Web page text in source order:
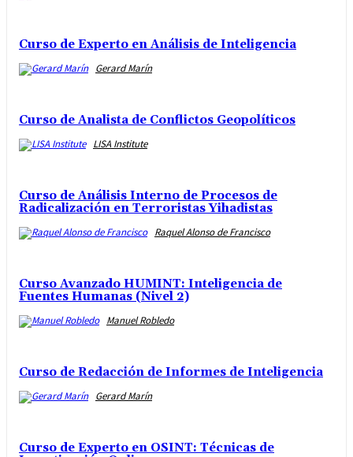
Curso de Experto en Análisis de Inteligencia
Gerard Marín
Curso de Analista de Conflictos Geopolíticos
LISA Institute
Curso de Análisis Interno de Procesos de
Radicalización en Terroristas Yihadistas
Raquel Alonso de Francisco
Curso Avanzado HUMINT: Inteligencia de
Fuentes Humanas (Nivel 2)
Manuel Robledo
Curso de Redacción de Informes de Inteligencia
Gerard Marín
Curso de Experto en OSINT: Técnicas de